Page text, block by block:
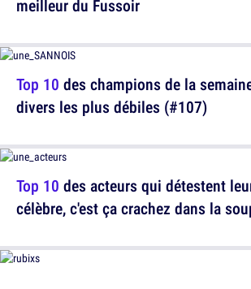
meilleur du Fussoir
Top 10 des acteurs qui détestent
célèbre, c'est ça crachez dans la
Top 10 des champions de la
divers les plus débiles (#107)